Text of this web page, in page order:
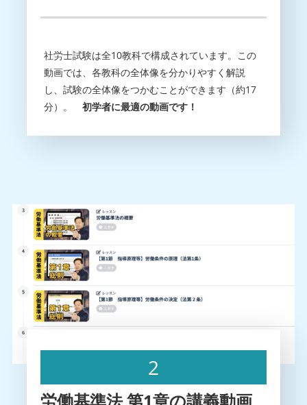
社労士試験は全10教科で構成されています。この
動画では、各教科の全体像を分かりやすく解説
し、試験の全体像をつかむことができます（約17
分）。 初学者に最適の動画です！
2